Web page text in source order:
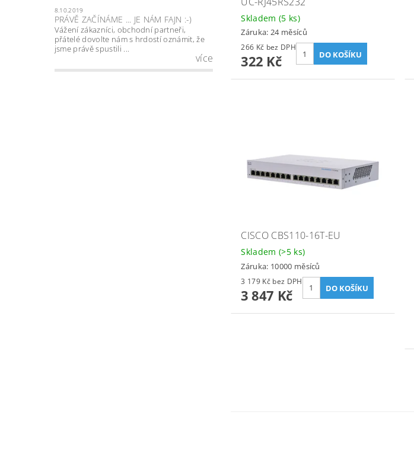
8.10.2019
PRÁVĚ ZAČÍNÁME ... JE NÁM FAJN :-)
Vážení zákazníci, obchodní partneři,
přátelé dovolte nám s hrdostí oznámit, že
jsme právě spustili ...
více
Skladem (5 ks)
Záruka: 24 měsíců
266 Kč bez DPH
322 Kč
CISCO CBS110-16T-EU
Skladem (>5 ks)
Záruka: 10000 měsíců
3 179 Kč bez DPH
3 847 Kč